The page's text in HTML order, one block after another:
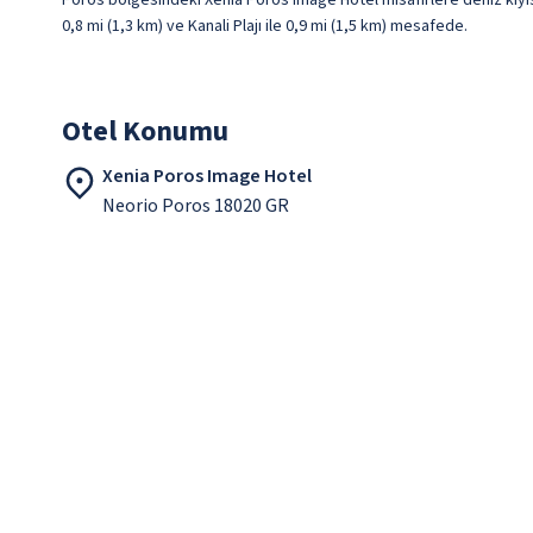
0,8 mi (1,3 km) ve Kanali Plajı ile 0,9 mi (1,5 km) mesafede.
Otel Konumu
Xenia Poros Image Hotel
Neorio Poros 18020 GR